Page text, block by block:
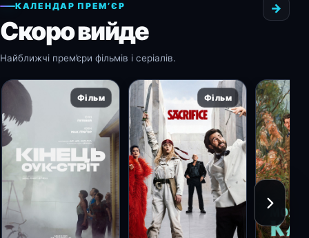
КАЛЕНДАР ПРЕМ’ЄР
Скоро вийде
Найближчі прем’єри фільмів і серіалів.
→
Фільм Фільм